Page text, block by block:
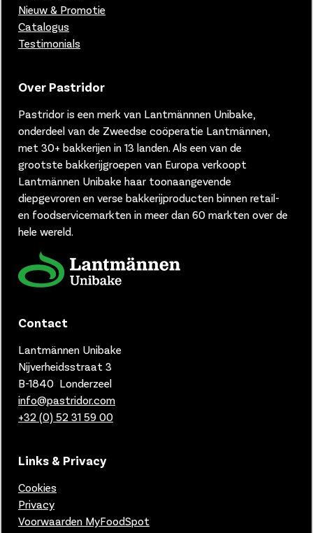
Nieuw & Promotie
Catalogus
Testimonials
Over Pastridor
Pastridor is een merk van Lantmännnen Unibake,
onderdeel van de Zweedse coöperatie Lantmännen,
met 30+ bakkerijen in 13 landen. Als een van de
grootste bakkerijgroepen van Europa verkoopt
Lantmännen Unibake haar toonaangevende
diepgevroren en verse bakkerijproducten binnen retail-
en foodservicemarkten in meer dan 60 markten over de
hele wereld.
Contact
Lantmännen Unibake
Nijverheidsstraat 3
B-1840 Londerzeel
info@pastridor.com
+32 (0) 52 31 59 00
Links & Privacy
Cookies
Privacy
Voorwaarden MyFoodSpot